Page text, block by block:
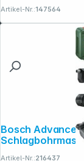
Artikel-Nr.:147564
Bosch
Artikel-Nr.:216437